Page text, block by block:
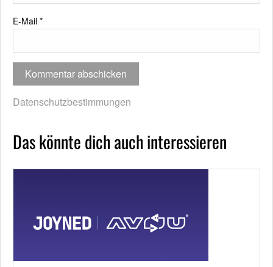
E-Mail *
Datenschutzbestimmungen
Das könnte dich auch interessieren